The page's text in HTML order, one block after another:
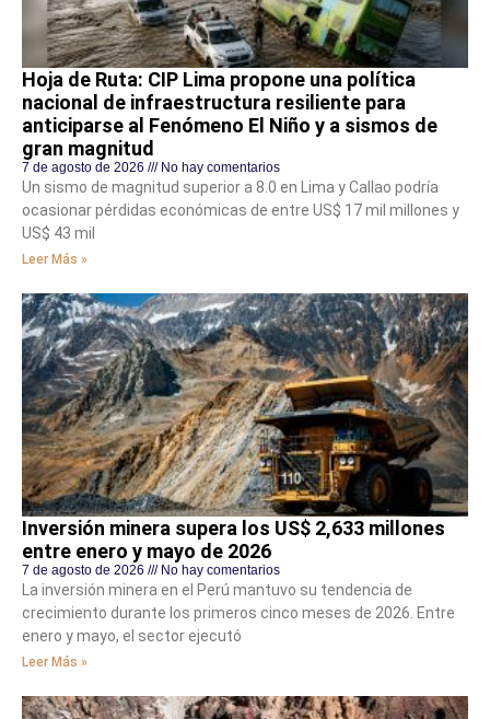
Hoja de Ruta: CIP Lima propone una política
nacional de infraestructura resiliente para
anticiparse al Fenómeno El Niño y a sismos de
gran magnitud
7 de agosto de 2026 No hay comentarios
Un sismo de magnitud superior a 8.0 en Lima y Callao podría
ocasionar pérdidas económicas de entre US$ 17 mil millones y
US$ 43 mil
Leer Más »
Inversión minera supera los US$ 2,633 millones
entre enero y mayo de 2026
7 de agosto de 2026 No hay comentarios
La inversión minera en el Perú mantuvo su tendencia de
crecimiento durante los primeros cinco meses de 2026. Entre
enero y mayo, el sector ejecutó
Leer Más »